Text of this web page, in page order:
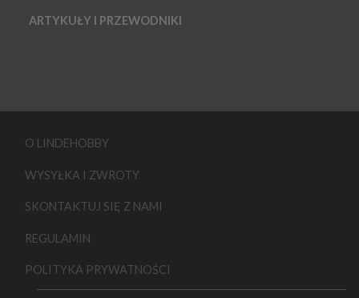
ARTYKUŁY I PRZEWODNIKI
O LINDEHOBBY
WYSYŁKA I ZWROTY
SKONTAKTUJ SIĘ Z NAMI
REGULAMIN
POLITYKA PRYWATNOŚCI